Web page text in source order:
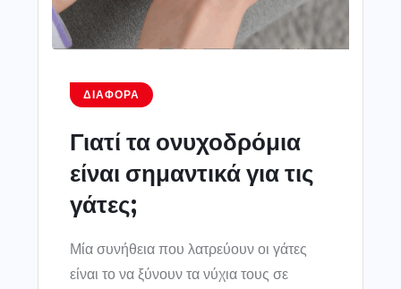
ΔΙΆΦΟΡΑ
Γιατί τα ονυχοδρόμια
είναι σημαντικά για τις
γάτες;
Μία συνήθεια που λατρεύουν οι γάτες
είναι το να ξύνουν τα νύχια τους σε